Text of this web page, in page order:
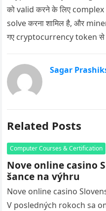
को valid करने के लिए
solve करना शामिल है, और
गए cryptocurrency token से
Sagar
Related Posts
Computer Courses & Certification
Nove online casino
šance na výhru
Nove online casino
V posledných rokoch sa